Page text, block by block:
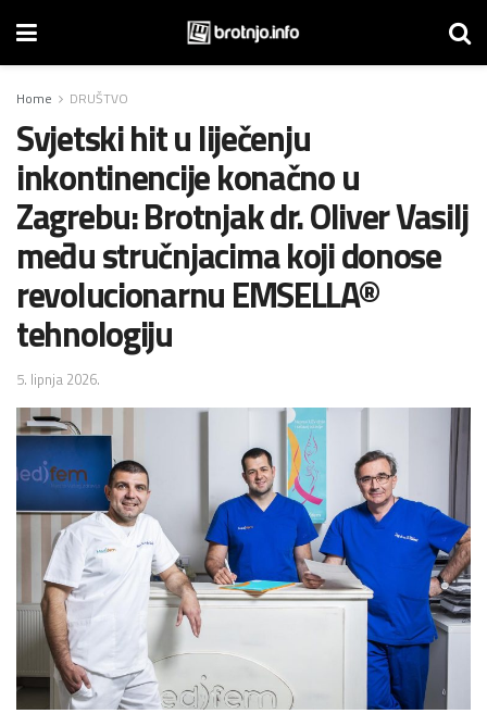
Home DRUŠTVO
Svjetski hit u liječenju
inkontinencije konačno u
Zagrebu: Brotnjak dr. Oliver Vasilj
među stručnjacima koji donose
revolucionarnu EMSELLA®
tehnologiju
5. lipnja 2026.